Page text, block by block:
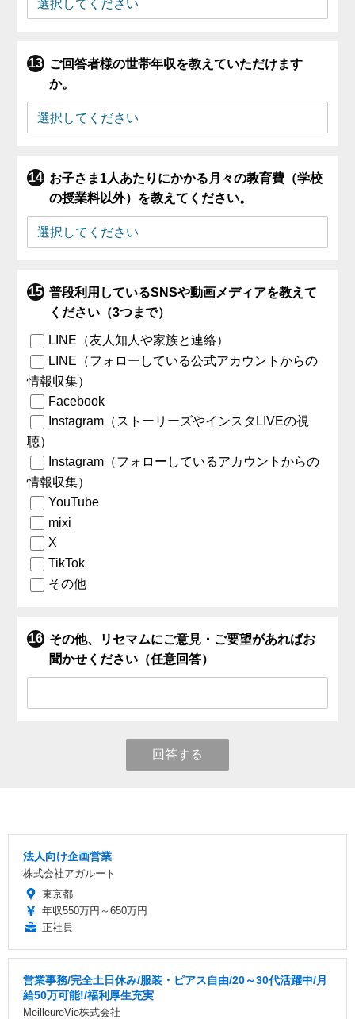
ご回答者様の世帯年収を教えていただけます
か。
お子さま1人あたりにかかる月々の教育費（学校
の授業料以外）を教えてください。
普段利用しているSNSや動画メディアを教えて
ください（3つまで）
LINE（友人知人や家族と連絡）
LINE（フォローしている公式アカウントからの
情報収集）
Facebook
Instagram（ストーリーズやインスタLIVEの視
聴）
Instagram（フォローしているアカウントからの
情報収集）
YouTube
mixi
X
TikTok
その他
その他、リセマムにご意見・ご要望があればお
聞かせください（任意回答）
回答する
法人向け企画営業
株式会社アガルート
東京都
年収550万円～650万円
正社員
営業事務/完全土日休み/服装・ピアス自由/20～30代活躍中/月
給50万可能!/福利厚生充実
MeilleureVie株式会社